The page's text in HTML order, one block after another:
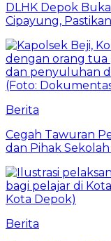
DLHK Depok
Cipayung,
Berita
Cegah Tawuran
dan Pihak
Berita